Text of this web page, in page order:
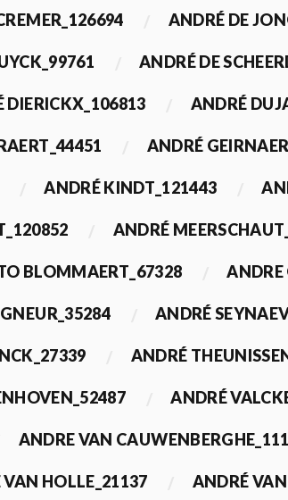
ANDRÉ DE
ANDRÉ DE
DIERICKX_106813 ANDRÉ
ANDRÉ
ANDRÉ KINDT_121443
ANDRÉ
BLOMMAERT_67328
ANDRÉ
ANDRÉ
ANDRÉ
ANDRE VAN
HOLLE_21137 ANDRÉ